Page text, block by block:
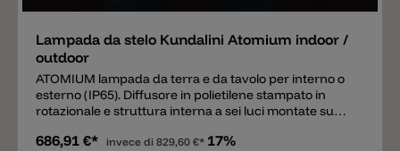
Lampada da stelo Kundalini Atomium indoor /
outdoor
ATOMIUM lampada da terra e da tavolo per interno o
esterno (IP65). Diffusore in polietilene stampato in
rotazionale e struttura interna a sei luci montate su
lampadine da risparmio (E14 13W). Versione outdoor
686,91 €* invece di 829,60 €* 17%